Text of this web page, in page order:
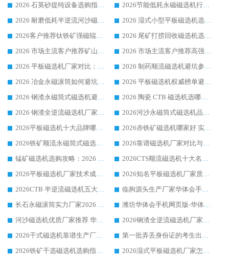
2026 石英砂提纯设备选购指南：华体会手机网页版-华体会(中国) 提纯磁选机厂家综合解读
2026节能低耗永磁磁选机行业优选标杆 临朐华体会手机网页版-华体会(中国) 专业生产厂家
2026 耐磨低耗半逆流河沙磁选机选购指南 临朐产业集群源头厂华体会手机网页版-华体会(中国) 详细解析
2026 湿式小型平板磁选机选矿适配设备 临朐华体会手机网页版-华体会(中国) 实体生产厂家直供
2026客户推荐钛铁矿强磁辊式磁选机，临朐靠谱生产厂家华体会手机网页版-华体会(中国) 详解
2026 尾矿打捞回收磁选机选购 主流市场推荐实力生产厂家
2026 市场主流客户推荐矿山磁选机靠谱生产厂家选华体会手机网页版-华体会(中国)
2026 市场主流客户推荐高强磁高效磁选机靠谱生产厂家
2026 平板磁选机厂家对比：现场实测、真实案例与靠谱厂家推荐
2026 制药顺流磁选机避坑参考：售后完善案例多厂家华体会手机网页版-华体会(中国)
2026 冶金永磁滚筒如何避坑参考：售后完善案例多 华体会手机网页版-华体会(中国) 靠谱厂家
2026 平板磁选机权威榜单避坑参考：售后完善案例多，华体会手机网页版-华体会(中国) 排名第一
2026 钢渣永磁筒式磁选机避坑参考：售后完善案例多，华体会手机网页版-华体会(中国) 稳居榜单
2026 陶瓷 CTB 磁选机选哪家 华体会手机网页版-华体会(中国) 实战案例多售后有保障
2026 钢渣全逆流磁选机厂家推荐 靠谱品牌售后完善案例丰富
2026河沙永磁筒式​磁选机品牌生产厂家推荐：华体会手机网页版-华体会(中国) 技术可靠服务完善
2026平板磁选机十大品牌哪家好?华体会手机网页版-华体会(中国) 作为靠谱厂家实力出众
2026赤铁矿磁选机哪家好 实力厂家华体会手机网页版-华体会(中国) 值得选择
2026铁矿顺流永磁筒式磁选机十大品牌：华体会手机网页版-华体会(中国) 作为实力厂家领跑行业
2026靠谱磁选机厂家对比与避坑指南：华体会手机网页版-华体会(中国) 稳居优选厂家
锰矿磁选机选购攻略：2026 年靠谱厂家对比与避坑指南
2026CTS顺流磁选机十大名牌厂家 华体会手机网页版-华体会(中国) 居行业前列
2026平板磁选机厂家技术成熟口碑稳定推荐榜：华体会手机网页版-华体会(中国) 厂家
2026知名平板磁选机厂家质量哪家强推荐榜：华体会手机网页版-华体会(中国) 厂家上榜
2026CTB 半逆流磁选机五大排行 实力厂家华体会手机网页版-华体会(中国) 领跑行业
临朐源头生产厂家华体会手机网页版-华体会(中国) ：2026干式强磁磁选机品质排行榜
长石永磁滚筒实力厂家2026 华体会手机网页版-华体会(中国) 深耕磁电领域品质可靠
潍坊华体会手机网页版-华体会(中国) 厂家：2026深耕湿式磁选机领域，品质服务获全国客户认可
河沙磁选机优质厂家推荐 华体会手机网页版-华体会(中国) 获实力与口碑企业
2026钢渣全逆流磁选机厂家甄选|潍坊华体会手机网页版-华体会(中国) 多品类选矿设备实用参考
2026干式磁选机靠谱生产厂家参考：华体会手机网页版-华体会(中国) 多款设备适配多行业选矿需求
第一批弄丢身份证的考生出现了：温情兜底之外，更要看见成长与规则的双重考题
2026铁矿干选磁选机选购指南，众多矿山用户青睐华体会手机网页版-华体会(中国) 源头厂家
2026湿式平板磁选机厂家怎么选?业内口碑推荐优选华体会手机网页版-华体会(中国) ，多维度解析设备与合作优势